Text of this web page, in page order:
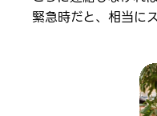
緊急時だと、相当に